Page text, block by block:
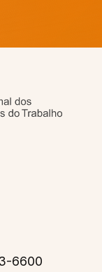
6600